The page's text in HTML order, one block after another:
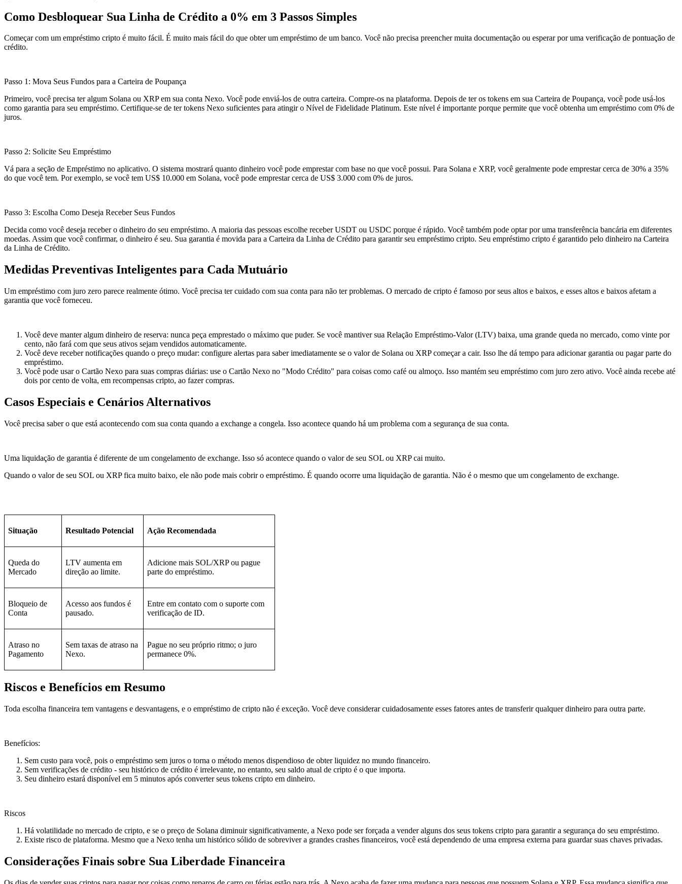
Como Desbloquear Sua Linha de Crédito a 0% em 3 Passos Simples
Começar com um empréstimo cripto é muito fácil. É muito mais fácil do que obter um empréstimo de um banco. Você não precisa preencher muita documentação ou esperar por uma verificação de pontuação de
crédito.
Passo 1: Mova Seus Fundos para a Carteira de Poupança
Primeiro, você precisa ter algum Solana ou XRP em sua conta Nexo. Você pode enviá-los de outra carteira. Compre-os na plataforma. Depois de ter os tokens em sua Carteira de Poupança, você pode usá-los
como garantia para seu empréstimo. Certifique-se de ter tokens Nexo suficientes para atingir o Nível de Fidelidade Platinum. Este nível é importante porque permite que você obtenha um empréstimo com 0% de
juros.
Passo 2: Solicite Seu Empréstimo
Vá para a seção de Empréstimo no aplicativo. O sistema mostrará quanto dinheiro você pode emprestar com base no que você possui. Para Solana e XRP, você geralmente pode emprestar cerca de 30% a 35%
do que você tem. Por exemplo, se você tem US$ 10.000 em Solana, você pode emprestar cerca de US$ 3.000 com 0% de juros.
Passo 3: Escolha Como Deseja Receber Seus Fundos
Decida como você deseja receber o dinheiro do seu empréstimo. A maioria das pessoas escolhe receber USDT ou USDC porque é rápido. Você também pode optar por uma transferência bancária em diferentes
moedas. Assim que você confirmar, o dinheiro é seu. Sua garantia é movida para a Carteira da Linha de Crédito para garantir seu empréstimo cripto. Seu empréstimo cripto é garantido pelo dinheiro na Carteira
da Linha de Crédito.
Medidas Preventivas Inteligentes para Cada Mutuário
Um empréstimo com juro zero parece realmente ótimo. Você precisa ter cuidado com sua conta para não ter problemas. O mercado de cripto é famoso por seus altos e baixos, e esses altos e baixos afetam a
garantia que você forneceu.
Você deve manter algum dinheiro de reserva: nunca peça emprestado o máximo que puder. Se você mantiver sua Relação Empréstimo-Valor (LTV) baixa, uma grande queda no mercado, como vinte por
cento, não fará com que seus ativos sejam vendidos automaticamente.
Você deve receber notificações quando o preço mudar: configure alertas para saber imediatamente se o valor de Solana ou XRP começar a cair. Isso lhe dá tempo para adicionar garantia ou pagar parte do
empréstimo.
Você pode usar o Cartão Nexo para suas compras diárias: use o Cartão Nexo no "Modo Crédito" para coisas como café ou almoço. Isso mantém seu empréstimo com juro zero ativo. Você ainda recebe até
dois por cento de volta, em recompensas cripto, ao fazer compras.
Casos Especiais e Cenários Alternativos
Você precisa saber o que está acontecendo com sua conta quando a exchange a congela. Isso acontece quando há um problema com a segurança de sua conta.
Uma liquidação de garantia é diferente de um congelamento de exchange. Isso só acontece quando o valor de seu SOL ou XRP cai muito.
Quando o valor de seu SOL ou XRP fica muito baixo, ele não pode mais cobrir o empréstimo. É quando ocorre uma liquidação de garantia. Não é o mesmo que um congelamento de exchange.
Situação Resultado Potencial Ação Recomendada
Queda do
Mercado
LTV aumenta em
direção ao limite.
Adicione mais SOL/XRP ou pague
parte do empréstimo.
Bloqueio de
Conta
Acesso aos fundos é
pausado.
Entre em contato com o suporte com
verificação de ID.
Atraso no
Pagamento
Sem taxas de atraso na
Nexo.
Pague no seu próprio ritmo; o juro
permanece 0%.
Riscos e Benefícios em Resumo
Toda escolha financeira tem vantagens e desvantagens, e o empréstimo de cripto não é exceção. Você deve considerar cuidadosamente esses fatores antes de transferir qualquer dinheiro para outra parte.
Benefícios:
Sem custo para você, pois o empréstimo sem juros o torna o método menos dispendioso de obter liquidez no mundo financeiro.
Sem verificações de crédito - seu histórico de crédito é irrelevante, no entanto, seu saldo atual de cripto é o que importa.
Seu dinheiro estará disponível em 5 minutos após converter seus tokens cripto em dinheiro.
Riscos
Há volatilidade no mercado de cripto, e se o preço de Solana diminuir significativamente, a Nexo pode ser forçada a vender alguns dos seus tokens cripto para garantir a segurança do seu empréstimo.
Existe risco de plataforma. Mesmo que a Nexo tenha um histórico sólido de sobreviver a grandes crashes financeiros, você está dependendo de uma empresa externa para guardar suas chaves privadas.
Considerações Finais sobre Sua Liberdade Financeira